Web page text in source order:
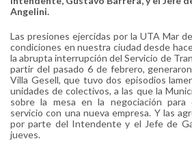
Angelini.
Las presiones ejercidas por la UTA Mar
condiciones en nuestra ciudad desde
la abrupta interrupción del Servicio de
partir del pasado 6 de febrero,
Villa Gesell, que tuvo dos episodios
unidades de colectivos, a las que la
sobre la mesa en la negociación para
servicio con una nueva empresa. Y las
por parte del Intendente y el Jefe de
jueves.